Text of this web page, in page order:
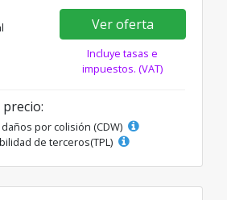
Ver oferta
Incluye tasas e
impuestos. (VAT)
por colisión (CDW)
de terceros(TPL)